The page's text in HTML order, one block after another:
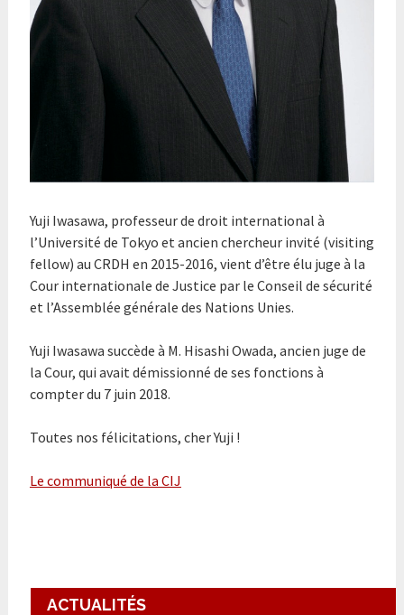
Yuji Iwasawa, professeur de droit international à
l’Université de Tokyo et ancien chercheur invité (visiting
fellow) au CRDH en 2015-2016, vient d’être élu juge à la
Cour internationale de Justice par le Conseil de sécurité
et l’Assemblée générale des Nations Unies.
Yuji Iwasawa succède à M. Hisashi Owada, ancien juge de
la Cour, qui avait démissionné de ses fonctions à
compter du 7 juin 2018.
Toutes nos félicitations, cher Yuji !
Le communiqué de la CIJ
ACTUALITÉS